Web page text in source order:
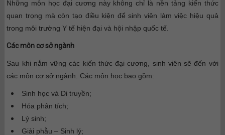
Những môn học đại cương này không chỉ là nền tảng kiến thức
quan trọng mà còn tạo điều kiện để sinh viên làm việc hiệu quả
trong môi trường Y tế hiện đại và hội nhập quốc tế.
Các môn cơ sở ngành
Sau khi nắm vững các kiến thức đại cương, sinh viên sẽ đến với
các môn cơ sở ngành. Các môn học bao gồm:
Sinh học và Di truyền;
Hóa phân tích;
Lý sinh;
Giải phẫu – Sinh lý;